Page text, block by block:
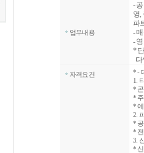
업무내용
-
영,
파
-
-
*
자격요건 *-
1.
*
*
*
2.
*
*
3.
*